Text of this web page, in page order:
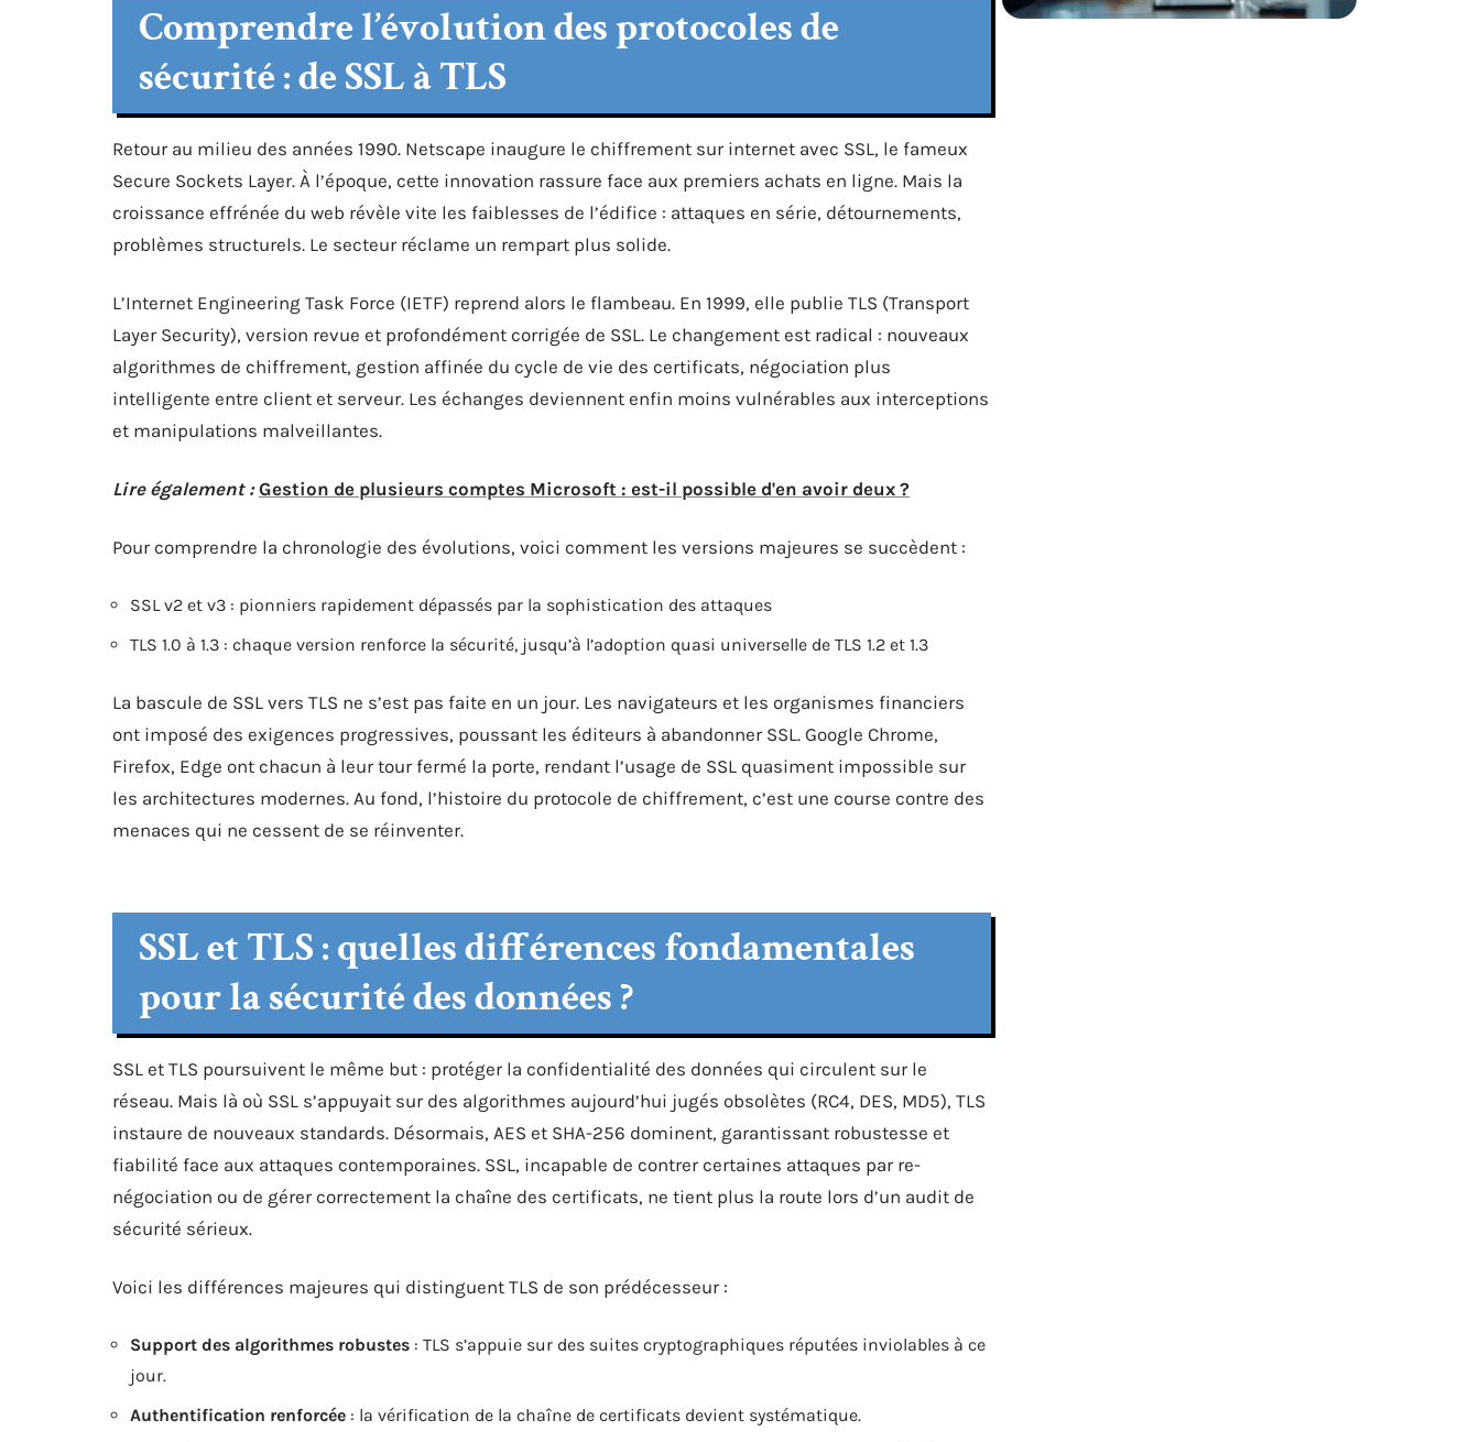
Comprendre l’évolution des protocoles de
sécurité : de SSL à TLS
Retour au milieu des années 1990. Netscape inaugure le chiffrement sur internet avec SSL, le fameux
Secure Sockets Layer. À l’époque, cette innovation rassure face aux premiers achats en ligne. Mais la
croissance effrénée du web révèle vite les faiblesses de l’édifice : attaques en série, détournements,
problèmes structurels. Le secteur réclame un rempart plus solide.
L’Internet Engineering Task Force (IETF) reprend alors le flambeau. En 1999, elle publie TLS (Transport
Layer Security), version revue et profondément corrigée de SSL. Le changement est radical : nouveaux
algorithmes de chiffrement, gestion affinée du cycle de vie des certificats, négociation plus
intelligente entre client et serveur. Les échanges deviennent enfin moins vulnérables aux interceptions
et manipulations malveillantes.
Lire également : Gestion de plusieurs comptes Microsoft : est-il possible d'en avoir deux ?
Pour comprendre la chronologie des évolutions, voici comment les versions majeures se succèdent :
SSL v2 et v3 : pionniers rapidement dépassés par la sophistication des attaques
TLS 1.0 à 1.3 : chaque version renforce la sécurité, jusqu’à l’adoption quasi universelle de TLS 1.2 et 1.3
La bascule de SSL vers TLS ne s’est pas faite en un jour. Les navigateurs et les organismes financiers
ont imposé des exigences progressives, poussant les éditeurs à abandonner SSL. Google Chrome,
Firefox, Edge ont chacun à leur tour fermé la porte, rendant l’usage de SSL quasiment impossible sur
les architectures modernes. Au fond, l’histoire du protocole de chiffrement, c’est une course contre des
menaces qui ne cessent de se réinventer.
SSL et TLS : quelles différences fondamentales
pour la sécurité des données ?
SSL et TLS poursuivent le même but : protéger la confidentialité des données qui circulent sur le
réseau. Mais là où SSL s’appuyait sur des algorithmes aujourd’hui jugés obsolètes (RC4, DES, MD5), TLS
instaure de nouveaux standards. Désormais, AES et SHA-256 dominent, garantissant robustesse et
fiabilité face aux attaques contemporaines. SSL, incapable de contrer certaines attaques par re-
négociation ou de gérer correctement la chaîne des certificats, ne tient plus la route lors d’un audit de
sécurité sérieux.
Voici les différences majeures qui distinguent TLS de son prédécesseur :
Support des algorithmes robustes : TLS s’appuie sur des suites cryptographiques réputées inviolables à ce
jour.
Authentification renforcée : la vérification de la chaîne de certificats devient systématique.